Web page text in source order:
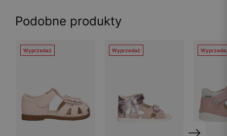
Podobne produkty
Wyprzedaż Wyprzedaż